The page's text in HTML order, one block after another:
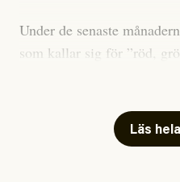
Under de senaste
som kallar sig för ”röd,
skriver för? Vad betyder
oberoende” tidning? Och
Läs